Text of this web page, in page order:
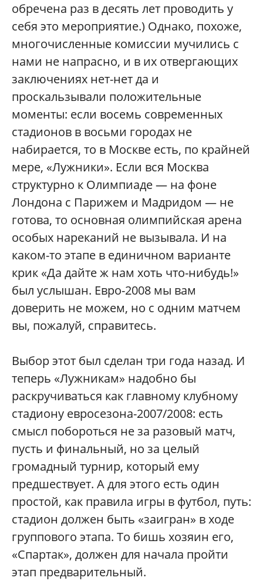
обречена раз в десять лет проводить у
себя это мероприятие.) Однако, похоже,
многочисленные комиссии мучились с
нами не напрасно, и в их отвергающих
заключениях нет-нет да и
проскальзывали положительные
моменты: если восемь современных
стадионов в восьми городах не
набирается, то в Москве есть, по крайней
мере, «Лужники». Если вся Москва
структурно к Олимпиаде — на фоне
Лондона с Парижем и Мадридом — не
готова, то основная олимпийская арена
особых нареканий не вызывала. И на
каком-то этапе в единичном варианте
крик «Да дайте ж нам хоть что-нибудь!»
был услышан. Евро-2008 мы вам
доверить не можем, но с одним матчем
вы, пожалуй, справитесь.
Выбор этот был сделан три года назад. И
теперь «Лужникам» надобно бы
раскручиваться как главному клубному
стадиону евросезона-2007/2008: есть
смысл побороться не за разовый матч,
пусть и финальный, но за целый
громадный турнир, который ему
предшествует. А для этого есть один
простой, как правила игры в футбол, путь:
стадион должен быть «заигран» в ходе
группового этапа. То бишь хозяин его,
«Спартак», должен для начала пройти
этап предварительный.